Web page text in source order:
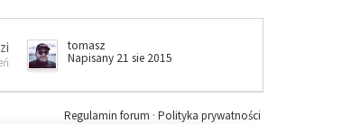
tomasz
Napisany 21 sie 2015
Polityka prywatności
Regulamin forum ·